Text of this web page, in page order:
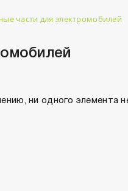
части для электромобилей
ни одного элемента